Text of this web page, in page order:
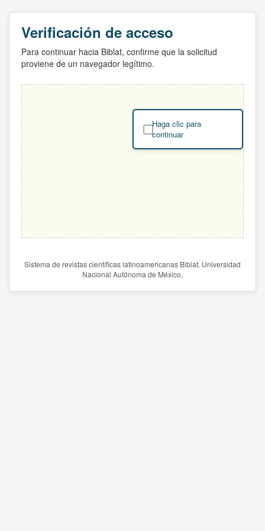
Verificación de acceso
Para continuar hacia Biblat, confirme que la solicitud
proviene de un navegador legítimo.
Haga clic para
continuar
Sistema de revistas científicas latinoamericanas Biblat. Universidad
Nacional Autónoma de México.